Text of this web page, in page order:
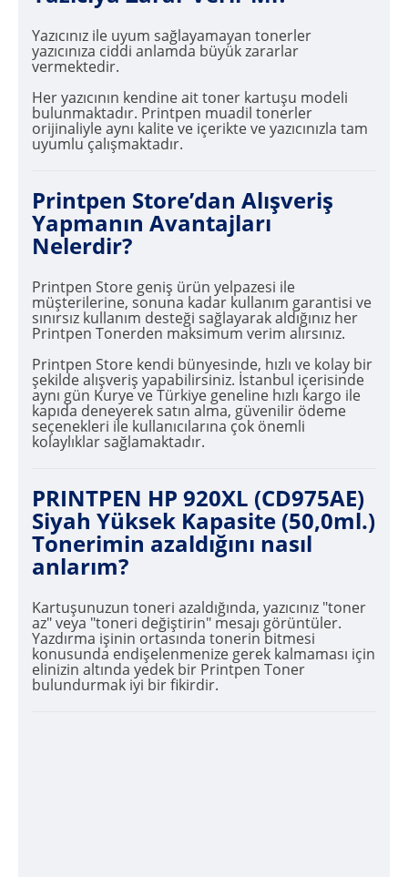
Yazıcınız ile uyum sağlayamayan tonerler
yazıcınıza ciddi anlamda büyük zararlar
vermektedir.
Her yazıcının kendine ait toner kartuşu modeli
bulunmaktadır. Printpen muadil tonerler
orijinaliyle aynı kalite ve içerikte ve yazıcınızla tam
uyumlu çalışmaktadır.
Printpen Store’dan Alışveriş
Yapmanın Avantajları
Nelerdir?
Printpen Store geniş ürün yelpazesi ile
müşterilerine, sonuna kadar kullanım garantisi ve
sınırsız kullanım desteği sağlayarak aldığınız her
Printpen Tonerden maksimum verim alırsınız.
Printpen Store kendi bünyesinde, hızlı ve kolay bir
şekilde alışveriş yapabilirsiniz. İstanbul içerisinde
aynı gün Kurye ve Türkiye geneline hızlı kargo ile
kapıda deneyerek satın alma, güvenilir ödeme
seçenekleri ile kullanıcılarına çok önemli
kolaylıklar sağlamaktadır.
PRINTPEN HP 920XL (CD975AE)
Siyah Yüksek Kapasite (50,0ml.)
Tonerimin azaldığını nasıl
anlarım?
Kartuşunuzun toneri azaldığında, yazıcınız "toner
az" veya "toneri değiştirin" mesajı görüntüler.
Yazdırma işinin ortasında tonerin bitmesi
konusunda endişelenmenize gerek kalmaması için
elinizin altında yedek bir Printpen Toner
bulundurmak iyi bir fikirdir.